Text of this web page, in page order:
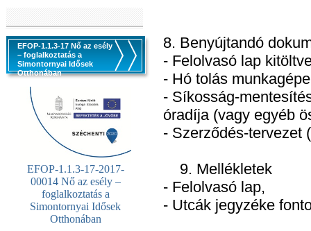
EFOP-1.1.3-17 Nő az esély
– foglalkoztatás a
Simontornyai Idősek
Otthonában
EFOP-1.1.3-17-2017-
00014 Nő az esély –
foglalkoztatás a
Simontornyai Idősek
Otthonában
8. Benyújtandó
- Felolvasó lap
- Hó tolás
- Síkosság-
óradíja (vagy egyéb
- Szerződés-tervezet
9. Mellékletek
- Felolvasó lap,
- Utcák jegyzéke